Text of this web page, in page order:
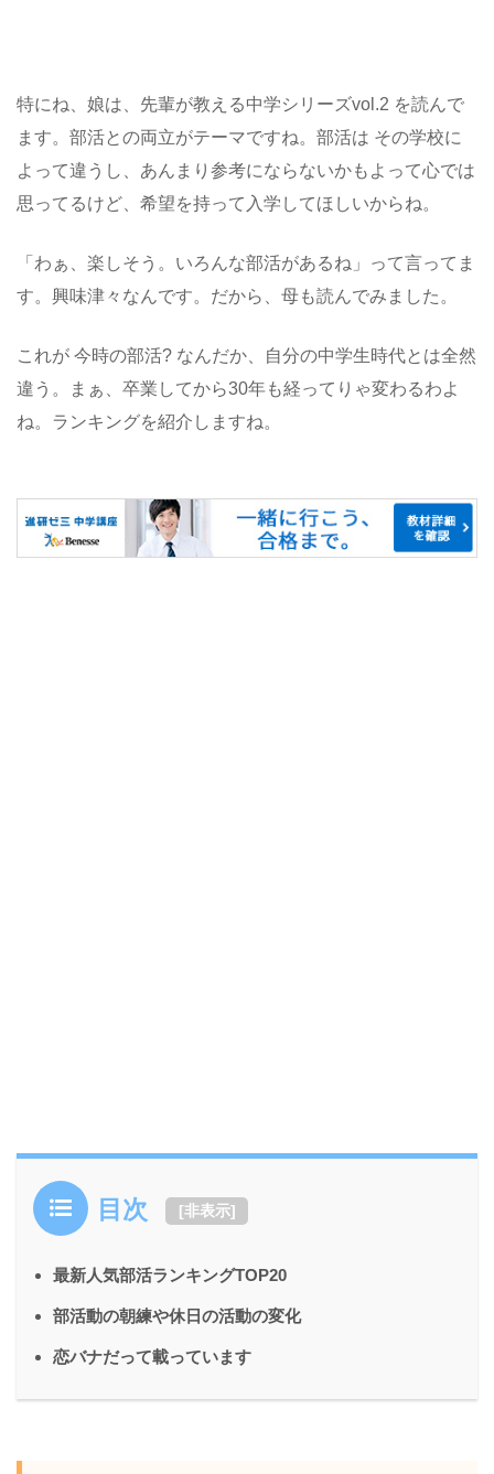
特にね、娘は、先輩が教える中学シリーズvol.2 を読んで
ます。部活との両立がテーマですね。部活は その学校に
よって違うし、あんまり参考にならないかもよって心では
思ってるけど、希望を持って入学してほしいからね。
「わぁ、楽しそう。いろんな部活があるね」って言ってま
す。興味津々なんです。だから、母も読んでみました。
これが 今時の部活? なんだか、自分の中学生時代とは全然
違う。まぁ、卒業してから30年も経ってりゃ変わるわよ
ね。ランキングを紹介しますね。
目次 [非表示]
最新人気部活ランキングTOP20
部活動の朝練や休日の活動の変化
恋バナだって載っています